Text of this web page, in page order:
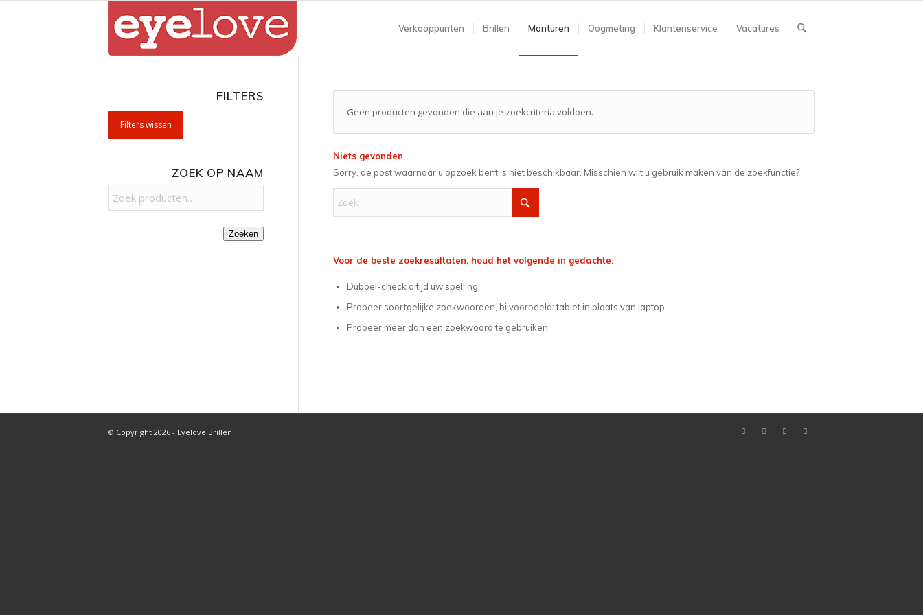
Verkooppunten Brillen Monturen Oogmeting Klantenservice Vacatures
Geen producten gevonden die aan je zoekcriteria voldoen.
Niets gevonden
Sorry, de post waarnaar u opzoek bent is niet beschikbaar. Misschien wilt u gebruik maken van de zoekfunctie?
Voor de beste zoekresultaten, houd het volgende in gedachte:
Dubbel-check altijd uw spelling.
Probeer soortgelijke zoekwoorden, bijvoorbeeld: tablet in plaats van laptop.
Probeer meer dan een zoekwoord te gebruiken.
FILTERS
Filters wissen
ZOEK OP NAAM
Zoeken
© Copyright 2026 - Eyelove Brillen